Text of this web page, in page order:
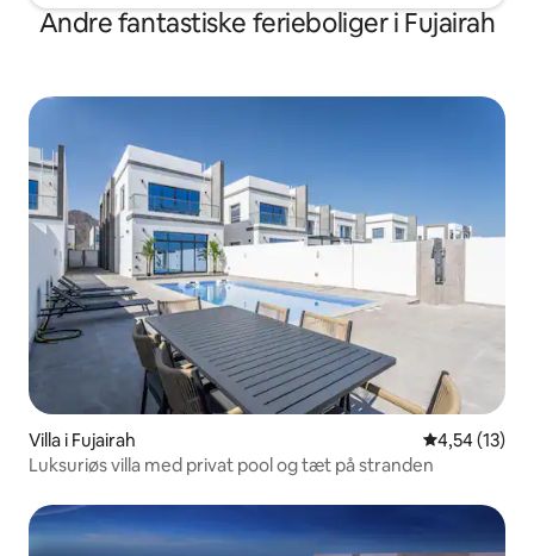
Andre fantastiske ferieboliger i Fujairah
Villa i Fujairah 4,54 ud af 5
4,54 (13)
Luksuriøs villa med privat pool og tæt på stranden